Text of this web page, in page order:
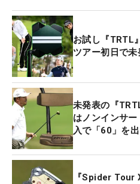
お試し『TRTL
ツアー初日で
未発表の『
はノンインサ
入で「60」を
『Spider Tour